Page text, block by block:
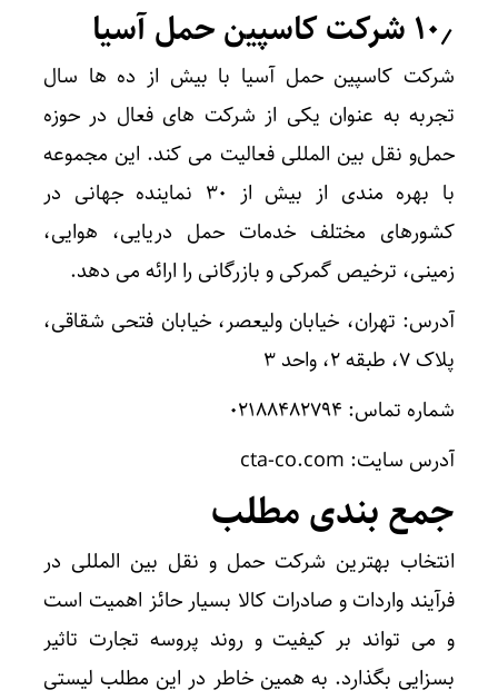
۱۰٫ شرکت کاسپین حمل آسیا
شرکت کاسپین حمل آسیا با بیش از ده ‌ها سال
تجربه به‌ عنوان یکی از شرکت های فعال در حوزه
حمل‌و نقل بین ‌المللی فعالیت می‌ کند. این مجموعه
با بهره‌ مندی از بیش از ۳۰ نماینده جهانی در
کشورهای مختلف خدمات حمل دریایی، هوایی،
زمینی، ترخیص گمرکی و بازرگانی را ارائه می‌ دهد.
آدرس: تهران، خیابان ولیعصر، خیابان فتحی شقاقی،
پلاک ۷، طبقه ۲، واحد ۳
شماره تماس: ۰۲۱۸۸۴۸۲۷۹۴
آدرس سایت: cta-co.com
جمع بندی مطلب
انتخاب بهترین شرکت حمل و نقل بین المللی در
فرآیند واردات و صادرات کالا بسیار حائز اهمیت است
و می تواند بر کیفیت و روند پروسه تجارت تاثیر
بسزایی بگذارد. به همین خاطر در این مطلب لیستی